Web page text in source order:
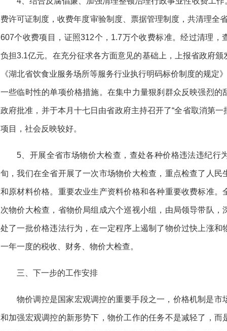
费许可证制度，收费年度审验制度、票据管理制度，共清理全
607个收费项目，证照312个，1.7万个收费标准。经过清理，
负担3.1亿元。在充分征求各方面意见的基础上，上报省政府
《湖北省饮食业服务场所等服务行业执行明码标价制度的规定
一些临时性的单项价格措施。在集中力量狠刹群众反映强烈
政府批准，并于本月十七日由省政府主持召开了“全省取消第
项目，社会反映较好。
5、开展全省市场物价大检查，查处各种价格违法违纪行
旬，我们在全省开展了一次市场物价大检查，重点检查了人
和原材料价格。重要农业生产资料价格和各种重要收费标准
次物价大检查，省物价局组成六个巡视小组，由局领导带队
处了一批价格违法行为，在一定程序上遏制了物价过快上涨
一年一度的税收、财务、物价大检查。
三、下一步的工作安排
物价调控是国家宏观调控的重要手段之一，价格机制是
和加强宏观调控的新形势下，物价工作的任务不是减轻了，